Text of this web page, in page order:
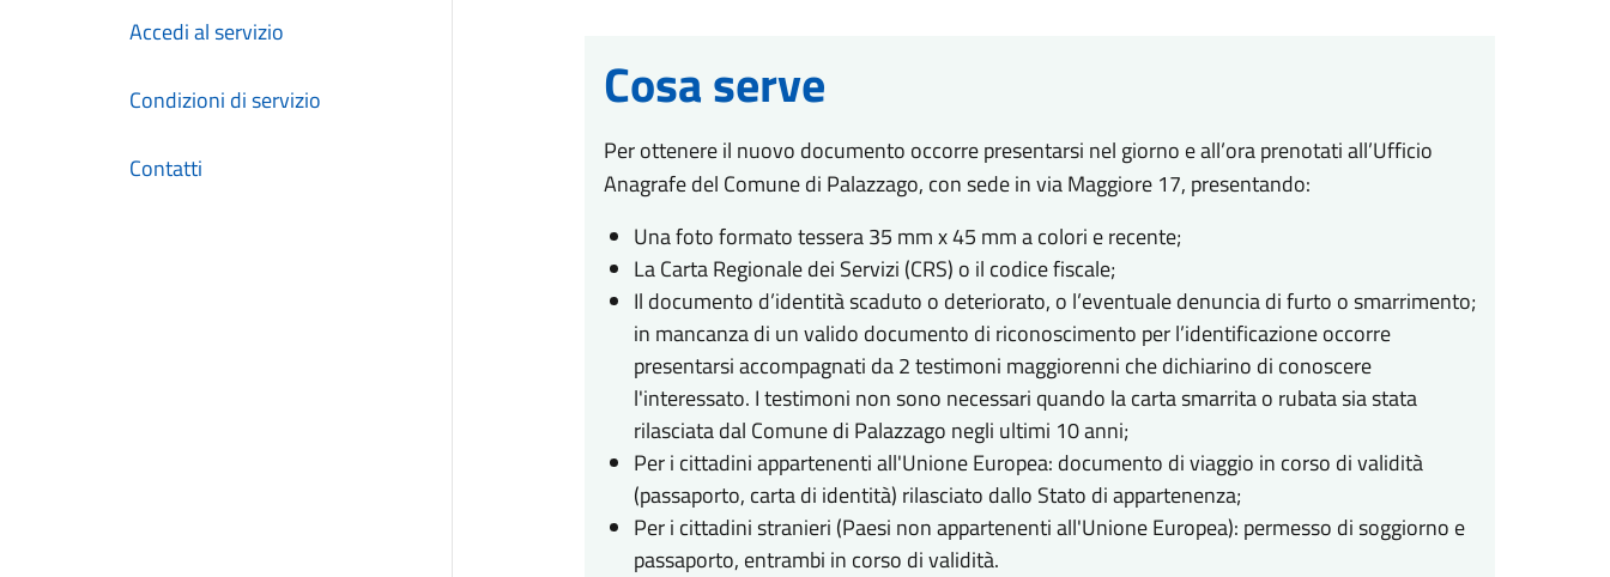
Accedi al servizio
Condizioni di servizio
Contatti
Cosa serve
Per ottenere il nuovo documento occorre presentarsi nel giorno e all’ora prenotati all’Ufficio
Anagrafe del Comune di Palazzago, con sede in via Maggiore 17, presentando:
Una foto formato tessera 35 mm x 45 mm a colori e recente;
La Carta Regionale dei Servizi (CRS) o il codice fiscale;
Il documento d’identità scaduto o deteriorato, o l’eventuale denuncia di furto o smarrimento;
in mancanza di un valido documento di riconoscimento per l’identificazione occorre
presentarsi accompagnati da 2 testimoni maggiorenni che dichiarino di conoscere
l'interessato. I testimoni non sono necessari quando la carta smarrita o rubata sia stata
rilasciata dal Comune di Palazzago negli ultimi 10 anni;
Per i cittadini appartenenti all'Unione Europea: documento di viaggio in corso di validità
(passaporto, carta di identità) rilasciato dallo Stato di appartenenza;
Per i cittadini stranieri (Paesi non appartenenti all'Unione Europea): permesso di soggiorno e
passaporto, entrambi in corso di validità.